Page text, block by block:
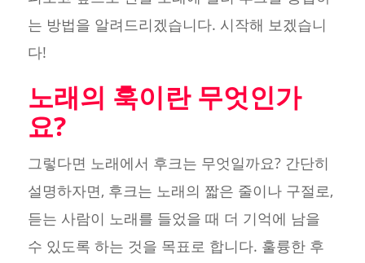
는 방법을 알려드리겠습니다. 시작해 보겠습니
다!
노래의 훅이란 무엇인가
요?
그렇다면 노래에서 후크는 무엇일까요? 간단히
설명하자면, 후크는 노래의 짧은 줄이나 구절로,
듣는 사람이 노래를 들었을 때 더 기억에 남을
수 있도록 하는 것을 목표로 합니다. 훌륭한 후